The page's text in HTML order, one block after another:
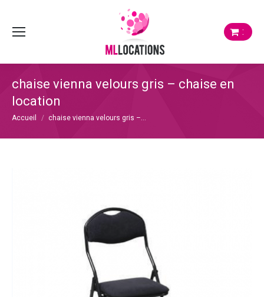
:
chaise vienna velours gris – chaise en
location
Vous êtes ici :
Accueil chaise vienna velours gris –…